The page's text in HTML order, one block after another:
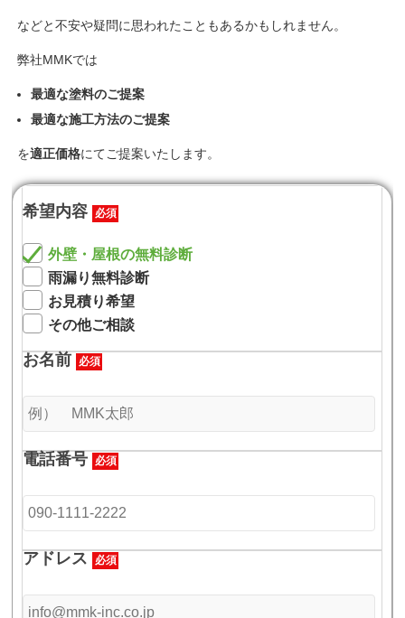
などと不安や疑問に思われたこともあるかもしれません。
弊社MMKでは
最適な塗料のご提案
最適な施工方法のご提案
を適正価格にてご提案いたします。
希望内容 必須
外壁・屋根の無料診断
雨漏り無料診断
お見積り希望
その他ご相談
お名前 必須
電話番号 必須
アドレス 必須